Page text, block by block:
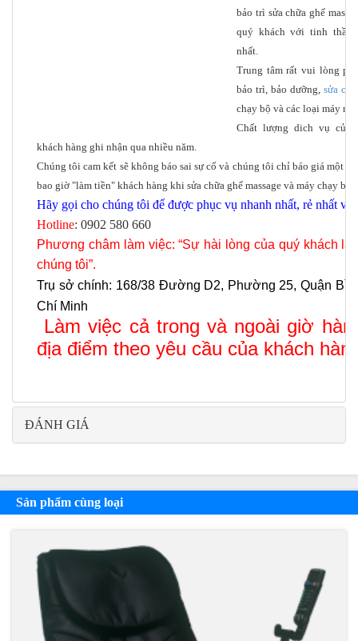
bảo trì sửa chữa ghế
quý khách với tinh thần
nhất.
Trung tâm rất vui lòng
bảo trì, bảo dưỡng, sửa
chạy bộ và các loại máy
Chất lượng dich vụ của
khách hàng ghi nhận qua nhiều năm.
Chúng tôi cam kết sẽ không báo sai sự cố và chúng tôi chỉ báo giá một
bao giờ "làm tiền" khách hàng khi sửa chữa ghế massage và máy chạy bộ.
Hãy gọi cho chúng tôi để được phục vụ nhanh nhất, rẻ nhất và
Hotline: 0902 580 660
Phương châm làm việc: “Sự hài lòng của quý khách là
chúng tôi”.
Trụ sở chính: 168/38 Đường D2, Phường 25, Quận
Chí Minh
Làm việc cả trong và ngoài giờ
địa điểm theo yêu cầu của khách
ĐÁNH GIÁ
Sản phẩm cùng loại